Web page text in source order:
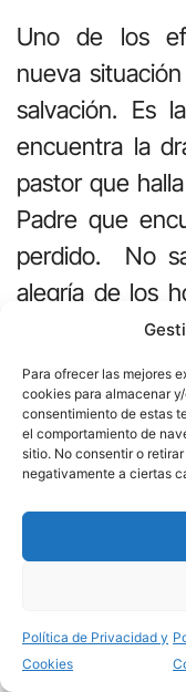
Para ofrecer las mejores
cookies para almacenar
consentimiento de estas
el comportamiento de
sitio. No consentir o
negativamente a ciertas
Política de Privacidad y
Cookies
Uno de los
nueva
salvación. Es
encuentra la
pastor que
Padre que
perdido. No
alegría de los
de Dios:
pecador que
nueve justos
(Lc.15,7).
Para Dios,
corazón, las
(La pecadora.
debería ser la